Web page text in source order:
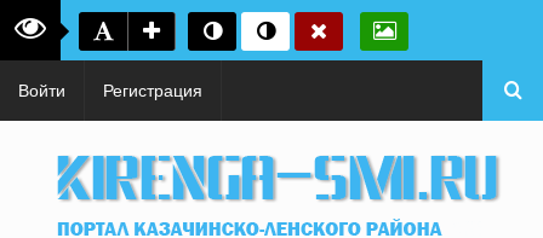
Войти Регистрация